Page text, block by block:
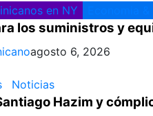
en NY
los suministros y
agosto 6, 2026
Noticias
Hazim y